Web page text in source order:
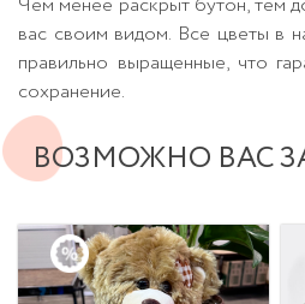
вас своим видом. Все цветы в
правильно выращенные, что
сохранение.
ВОЗМОЖНО ВАС